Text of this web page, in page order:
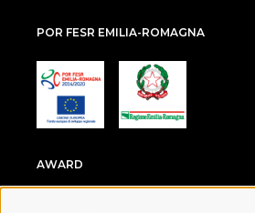
POR FESR EMILIA-ROMAGNA
AWARD